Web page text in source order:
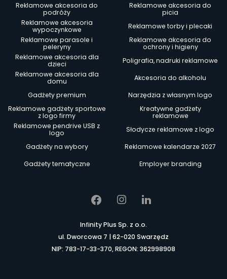
Reklamowe akcesoria do
podróży
Reklamowe akcesoria do
picia
Reklamowe akcesoria
wypoczynkowe
Reklamowe torby i plecaki
Reklamowe parasole i
peleryny
Reklamowe akcesoria do
ochrony i higieny
Reklamowe akcesoria dla
dzieci
Poligrafia, nadruki reklamowe
Reklamowe akcesoria dla
domu
Akcesoria do alkoholu
Gadżety premium
Narzędzia z własnym logo
Reklamowe gadżety sportowe
z logo firmy
Kreatywne gadżety
reklamowe
Reklamowe pendrive USB z
logo
Słodycze reklamowe z logo
Gadżety na wybory
Reklamowe kalendarze 2027
Gadżety tematyczne
Employer branding
Infinity Plus Sp. z o.o.
ul. Dworcowa 7 | 62-020 Swarzędz
NIP: 783-17-33-370, REGON: 362998908